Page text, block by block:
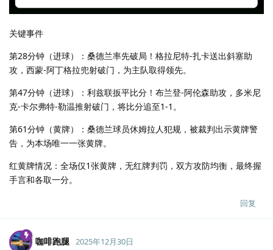
关键事件
第28分钟（进球）：桑德兰率先破局！格拉尼特-扎卡送出斜塞助
攻，西蒙-阿丁格拉兜射破门，为主队取得领先。
第47分钟（进球）：利兹联扳平比分！布兰登-阿伦森助攻，多米尼
克-卡尔弗特-勒温推射破门，将比分追至1-1。
第61分钟（黄牌）：桑德兰球员休姆拉人犯规，被裁判出示黄牌警
告，为本场唯一一张黄牌。
红黄牌情况：全场仅1张黄牌，无红牌判罚，双方攻防均衡，最终握
手言和各取一分。
回复
咖啡跑腿 2025年12月30日